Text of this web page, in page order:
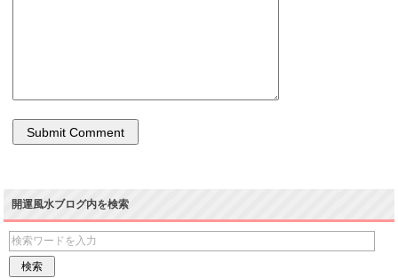
開運風水ブログ内を検索